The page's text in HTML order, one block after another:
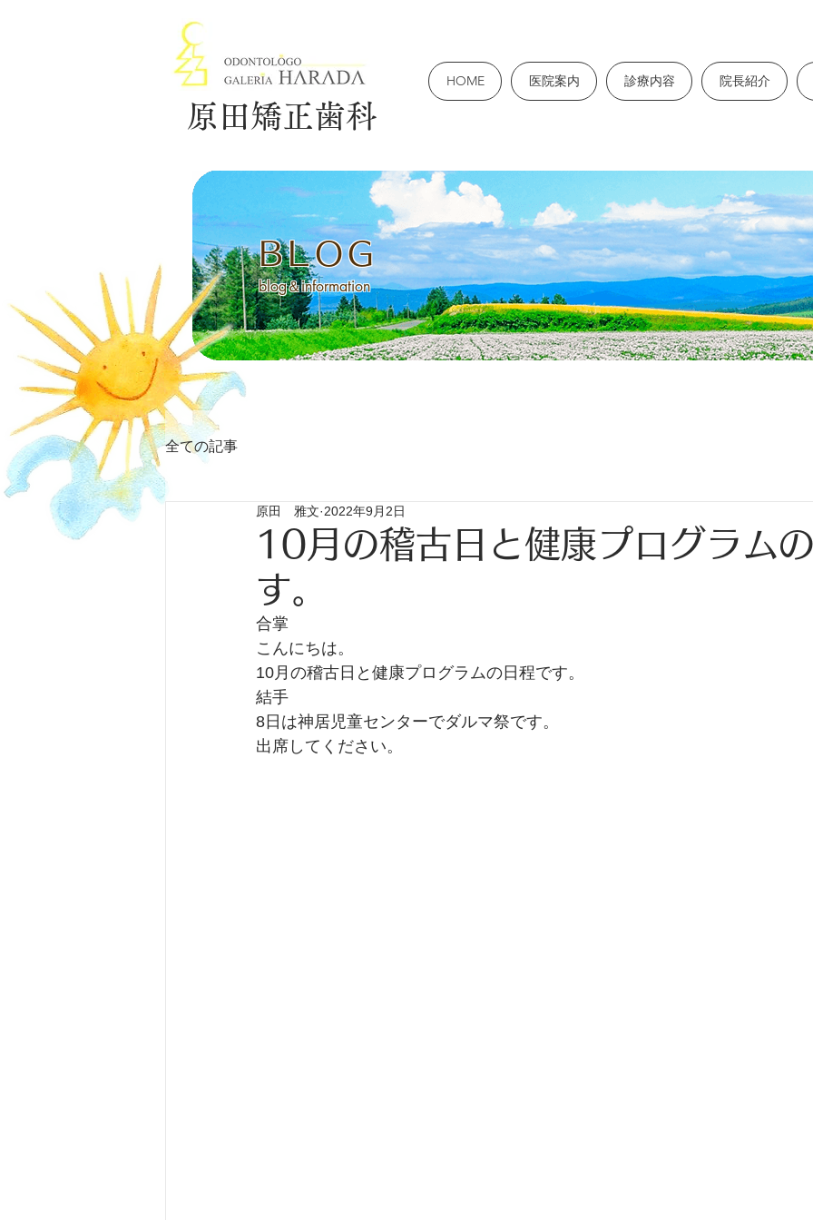
原田矯正歯科
HOME 医院案内 診療内容 院長紹介
BLOG
blog＆information
全ての記事
10月の稽古日と健康プログラム
す。
原田 雅文 2022年9月2日
合掌
こんにちは。
10月の稽古日と健康プログラムの日程です。
結手
8日は神居児童センターでダルマ祭です。
出席してください。